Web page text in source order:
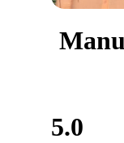
5.0